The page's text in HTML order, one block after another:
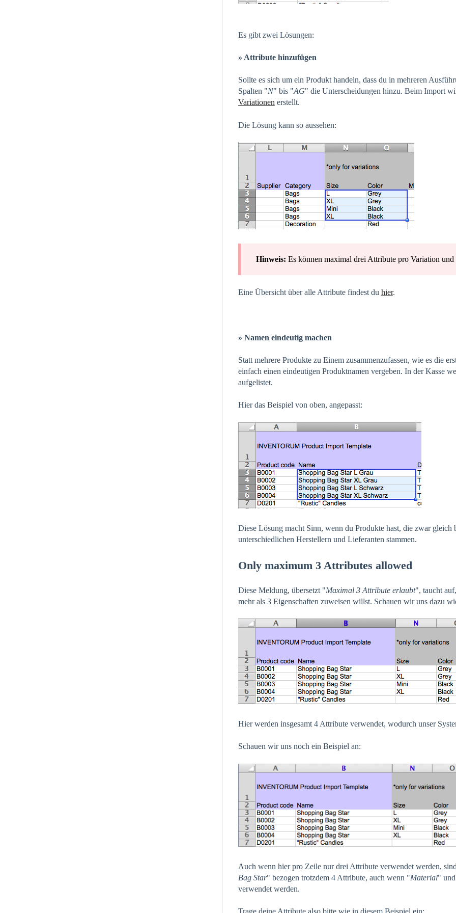
Es gibt zwei Lösungen:
» Attribute hinzufügen
Sollte es sich um ein Produkt handeln, dass du in mehreren
Spalten "N" bis "AG" die Unterscheidungen hinzu. Beim Import
Variationen erstellt.
Die Lösung kann so aussehen:
Hinweis: Es können maximal drei Attribute pro Variation
Eine Übersicht über alle Attribute findest du hier.
» Namen eindeutig machen
Statt mehrere Produkte zu Einem zusammenzufassen, wie es die
einfach einen eindeutigen Produktnamen vergeben. In der Kasse
aufgelistet.
Hier das Beispiel von oben, angepasst:
Diese Lösung macht Sinn, wenn du Produkte hast, die zwar gleich
unterschiedlichen Herstellern und Lieferanten stammen.
Only maximum 3 Attributes allowed
Diese Meldung, übersetzt "Maximal 3 Attribute erlaubt", taucht
mehr als 3 Eigenschaften zuweisen willst. Schauen wir uns dazu
Hier werden insgesamt 4 Attribute verwendet, wodurch unser
Schauen wir uns noch ein Beispiel an:
Auch wenn hier pro Zeile nur drei Attribute verwendet werden,
Bag Star" bezogen trotzdem 4 Attribute, auch wenn "Material"
verwendet werden.